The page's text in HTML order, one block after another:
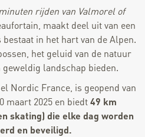
rijden van Valmorel of
maakt deel uit van een
in het hart van de Alpen.
het geluid van de natuur
geweldig landschap bieden.
Nordic France, is geopend van
maart 2025 en biedt49 km
skating) die elke dag worden
en beveiligd.